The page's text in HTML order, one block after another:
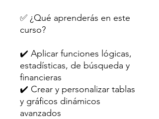
✅ ¿Qué aprenderás en este
curso?
✔️ Aplicar funciones lógicas,
estadísticas, de búsqueda y
financieras
✔️ Crear y personalizar tablas
y gráficos dinámicos
avanzados